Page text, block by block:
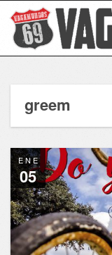
greem
ENE
05